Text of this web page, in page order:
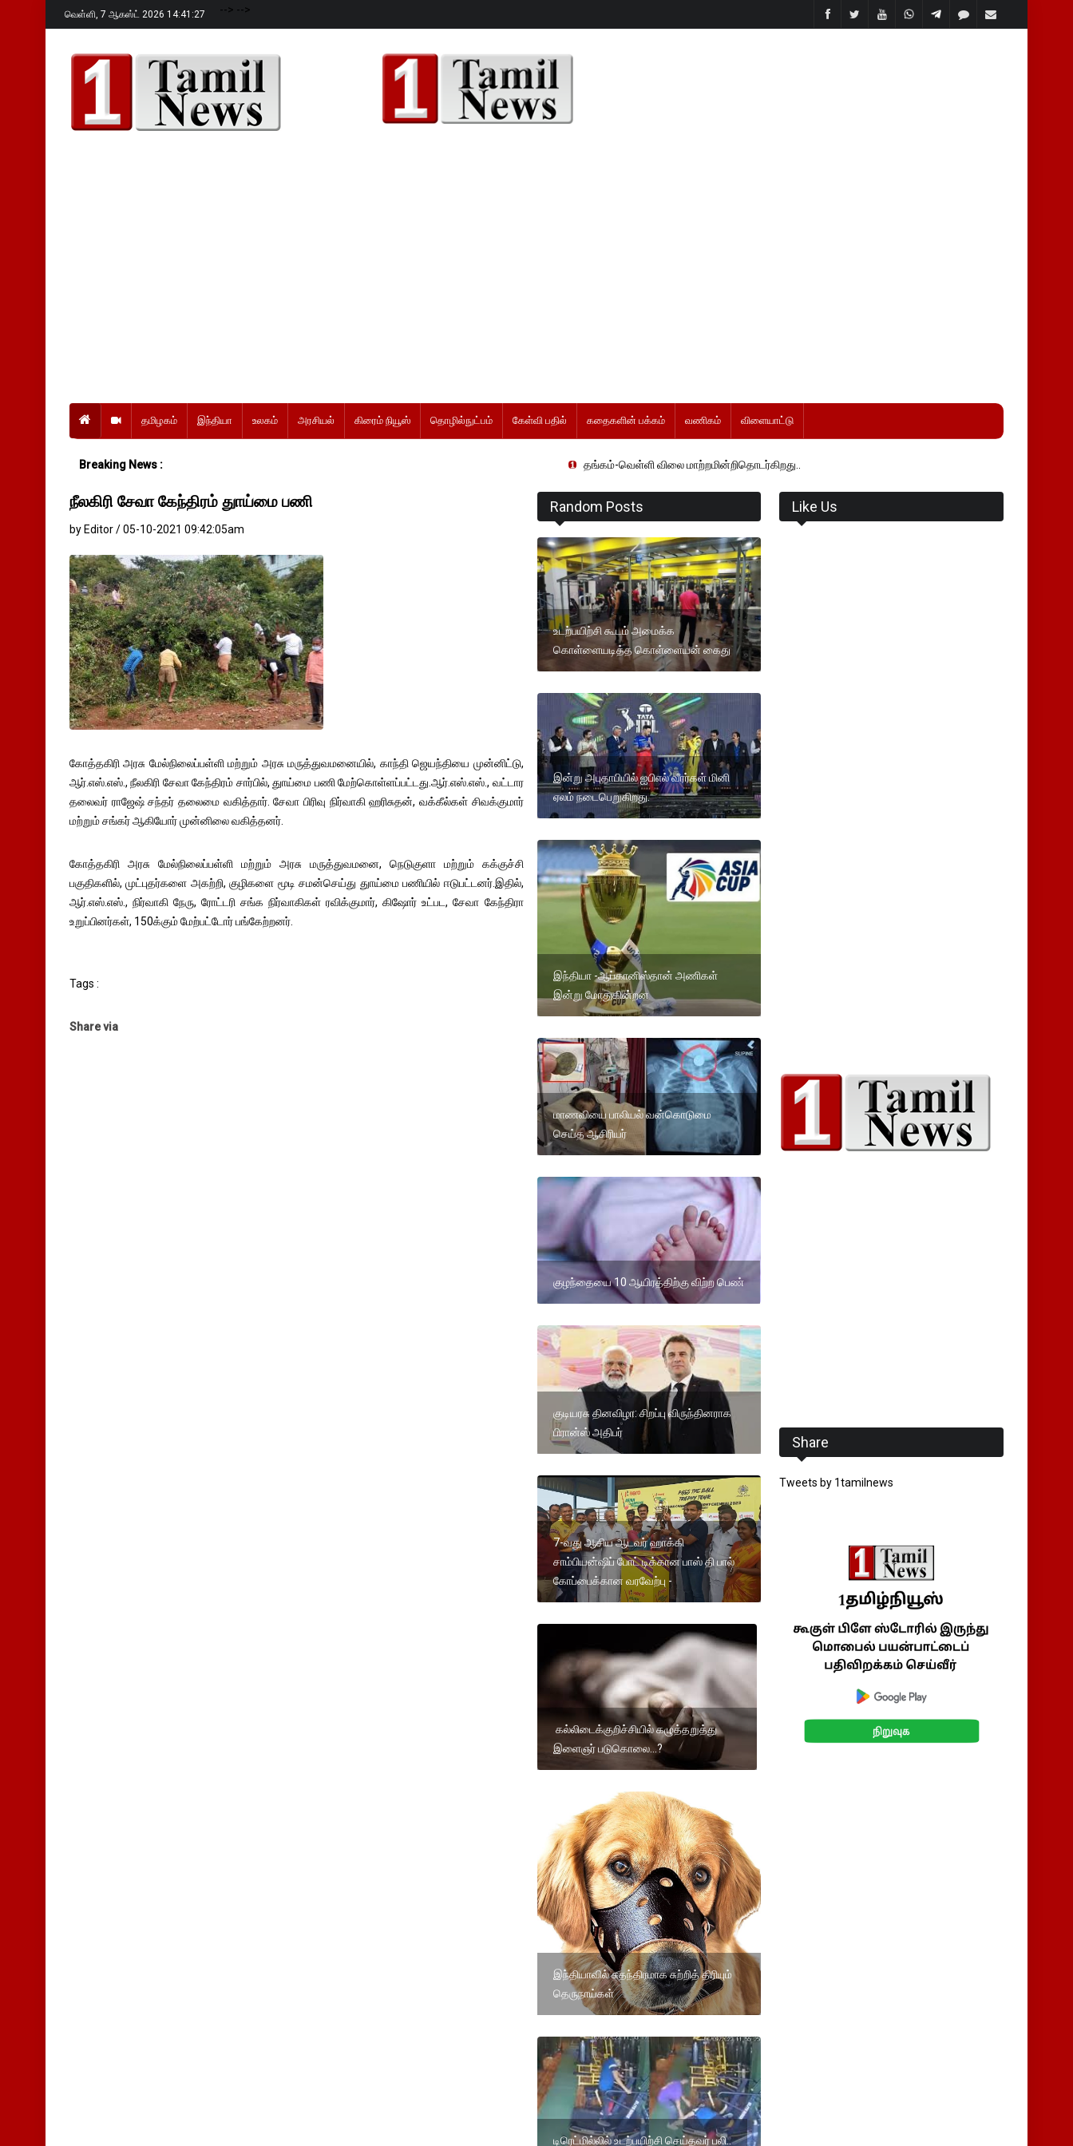
வெள்ளி, 7 ஆகஸ்ட் 2026 14:41:28 --> -->
தமிழகம் இந்தியா உலகம் அரசியல் கிரைம் நியூஸ் தொழில்நுட்பம் கேள்வி பதில் கதைகளின் பக்கம் வணிகம் விளையாட்டு
Breaking News : தங்கம்-வெள்ளி விலை மாற்றமின்றிதொடர்கிறது..
நீலகிரி சேவா கேந்திரம் துாய்மை பணி
by Editor / 05-10-2021 09:42:05am
கோத்தகிரி அரசு மேல்நிலைப்பள்ளி மற்றும் அரசு மருத்துவமனையில், காந்தி ஜெயந்தியை முன்னிட்டு,
ஆர்.எஸ்.எஸ்., நீலகிரி சேவா கேந்திரம் சார்பில், துாய்மை பணி மேற்கொள்ளப்பட்டது.ஆர்.எஸ்.எஸ்., வட்டார
தலைவர் ராஜேஷ் சந்தர் தலைமை வகித்தார். சேவா பிரிவு நிர்வாகி ஹரிசுதன், வக்கீல்கள் சிவக்குமார்
மற்றும் சங்கர் ஆகியோர் முன்னிலை வகித்தனர்.
கோத்தகிரி அரசு மேல்நிலைப்பள்ளி மற்றும் அரசு மருத்துவமனை, நெடுகுளா மற்றும் கக்குச்சி
பகுதிகளில், முட்புதர்களை அகற்றி, குழிகளை மூடி சமன்செய்து துாய்மை பணியில் ஈடுபட்டனர்.இதில்,
ஆர்.எஸ்.எஸ்., நிர்வாகி நேரு, ரோட்டரி சங்க நிர்வாகிகள் ரவிக்குமார், கிஷோர் உட்பட, சேவா கேந்திரா
உறுப்பினர்கள், 150க்கும் மேற்பட்டோர் பங்கேற்றனர்.
Tags :
Share via
Random Posts
உடற்பயிற்சி கூடம் அமைக்க
கொள்ளையடித்த கொள்ளையன் கைது
இன்று அபுதாபியில் ஐபிஎல் வீரர்கள் மினி
ஏலம் நடைபெறுகிறது.
இந்தியா -ஆப்கானிஸ்தான் அணிகள்
இன்று மோதுகின்றன
மாணவியை பாலியல் வன்கொடுமை
செய்த ஆசிரியர்
குழந்தையை 10 ஆயிரத்திற்கு விற்ற பெண்
குடியரசு தினவிழா: சிறப்பு விருந்தினராக
பிரான்ஸ் அதிபர்
7-வது ஆசிய ஆடவர் ஹாக்கி
சாம்பியன்ஷிப் போட் டிக்கான பாஸ் தி பால்
கோப்பைக்கான வரவேற்பு -
கல்லிடைக்குறிச்சியில் கழுத்தறுத்து
இளைஞர் படுகொலை...?
இந்தியாவில் சுதந்திரமாக சுற்றித் திரியும்
தெருநாய்கள்
டிரெட்மில்லில் உடற்பயிற்சி செய்தவர் பலி..
Like Us
Share
Tweets by 1tamilnews